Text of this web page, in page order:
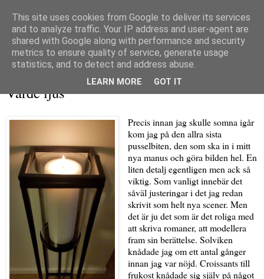
Varde ljus
Precis innan jag skulle somna igår
kom jag på den allra sista
pusselbiten, den som ska in i mitt
nya manus och göra bilden hel. En
liten detalj egentligen men ack så
viktig. Som vanligt innebär det
såväl justeringar i det jag redan
skrivit som helt nya scener. Men
det är ju det som är det roliga med
att skriva romaner, att modellera
fram sin berättelse. Solviken
knådade jag om ett antal gånger
innan jag var nöjd. Croissants till
frukost knådade sig själv på något
This site uses cookies from Google to deliver its services
and to analyze traffic. Your IP address and user-agent are
shared with Google along with performance and security
metrics to ensure quality of service, generate usage
statistics, and to detect and address abuse.
LEARN MORE GOT IT